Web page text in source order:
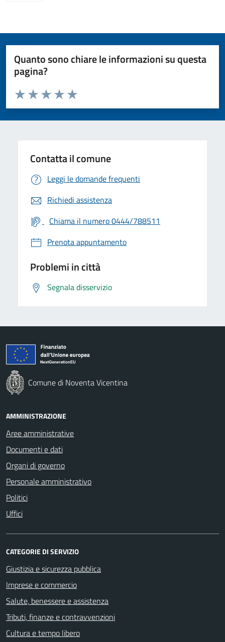
Quanto sono chiare le informazioni su questa
pagina?
Valuta da 1 a 5 stelle la pagina
Valuta 5 stelle su 5
Valuta 4 stelle su 5
Valuta 3 stelle su 5
Valuta 2 stelle su 5
Valuta 1 stelle su 5
Contatta il comune
Leggi le domande frequenti
Richiedi assistenza
Chiama il numero 0444/788511
Prenota appuntamento
Problemi in città
Segnala disservizio
Comune di Noventa Vicentina
AMMINISTRAZIONE
Aree amministrative
Documenti e dati
Organi di governo
Personale amministrativo
Politici
Uffici
CATEGORIE DI SERVIZIO
Giustizia e sicurezza pubblica
Imprese e commercio
Salute, benessere e assistenza
Tributi, finanze e contravvenzioni
Cultura e tempo libero